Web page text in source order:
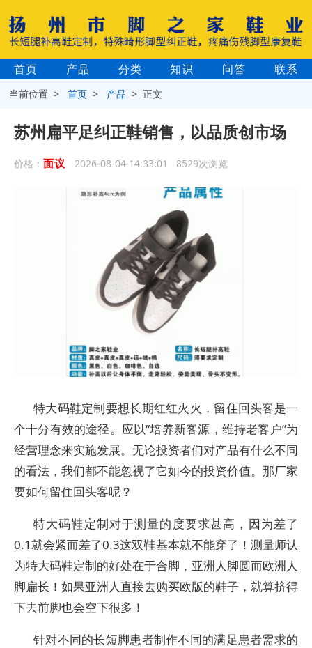
首页 产品 分类 知识 问答 联系
当前位置 >首页 > 产品 > 正文
苏州扁平足纠正鞋销售，以品质创市场
价格： 面议 2026-08-04 14:33:01 8529次浏览
特大码鞋定制要想长期红红火火，留住回头客是一
个十分有效的途径。应以“培养新客源，维持老客户”为
经营理念来实施发展。无论投资者们对产品有什么不同
的看法，我们都不能忽视了它如今的投资价值。那厂家
要如何留住回头客呢？
特大码鞋定制对于测量的度要求甚高，因为差了
0.1就会紧而差了0.3这双鞋基本就不能穿了！测量师认
为特大码鞋定制的好处在于合脚，亚洲人脚圆而欧洲人
脚扁长！如果亚洲人直接去购买欧版的鞋子，就算挤得
下去前脚也会空下很多！
针对不同的长短脚患者制作不同的满足患者需求的